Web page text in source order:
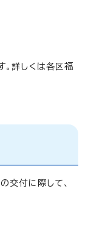
詳しくは各区福
交付に際して、